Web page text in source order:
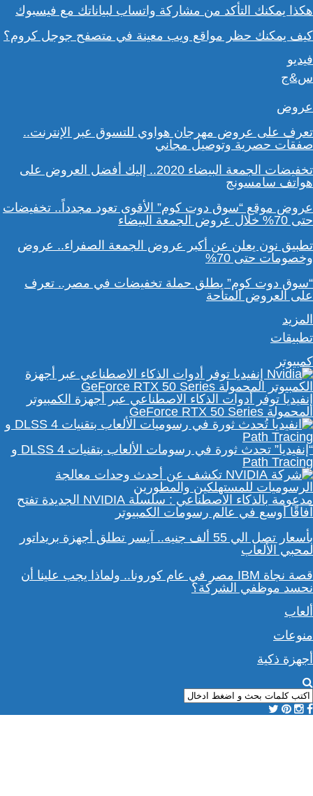
هكذا يمكنك التأكد من مشاركة واتساب لبياناتك مع فيسبوك
كيف يمكنك حظر مواقع ويب معينة في متصفح جوجل كروم؟
فيديو
س&ج
عروض
تعرف على عروض مهرجان هواوي للتسوق عبر الإنترنت..
صفقات حصرية وتوصيل مجاني
تخفيضات الجمعة البيضاء 2020.. إليك أفضل العروض على
هواتف سامسونج
عروض موقع “سوق دوت كوم” الأقوى تعود مجدداً.. تخفيضات
حتى 70% خلال عروض الجمعة البيضاء
تطبيق نون يعلن عن أكبر عروض الجمعة الصفراء.. عروض
وخصومات حتى 70%
“سوق دوت كوم” يطلق حملة تخفيضات في مصر.. تعرف
على العروض المتاحة
المزيد
تطبيقات
كمبيوتر
إنفيديا توفر أدوات الذكاء الاصطناعي عبر أجهزة الكمبيوتر
المحمولة GeForce RTX 50 Series
“إنفيديا” تحدث ثورة في رسومات الألعاب بتقنيات DLSS 4 و
Path Tracing
مدعومة بالذكاء الاصطناعي : سلسلة NVIDIA الجديدة تفتح
آفاقًا أوسع في عالم رسومات الكمبيوتر
بأسعار تصل الي 55 ألف جنيه.. آيسر تطلق أجهزة بريداتور
لمحبي الألعاب
قصة نجاة IBM مصر في عام كورونا.. ولماذا يجب علينا أن
نحسد موظفي الشركة؟
ألعاب
منوعات
أجهزة ذكية